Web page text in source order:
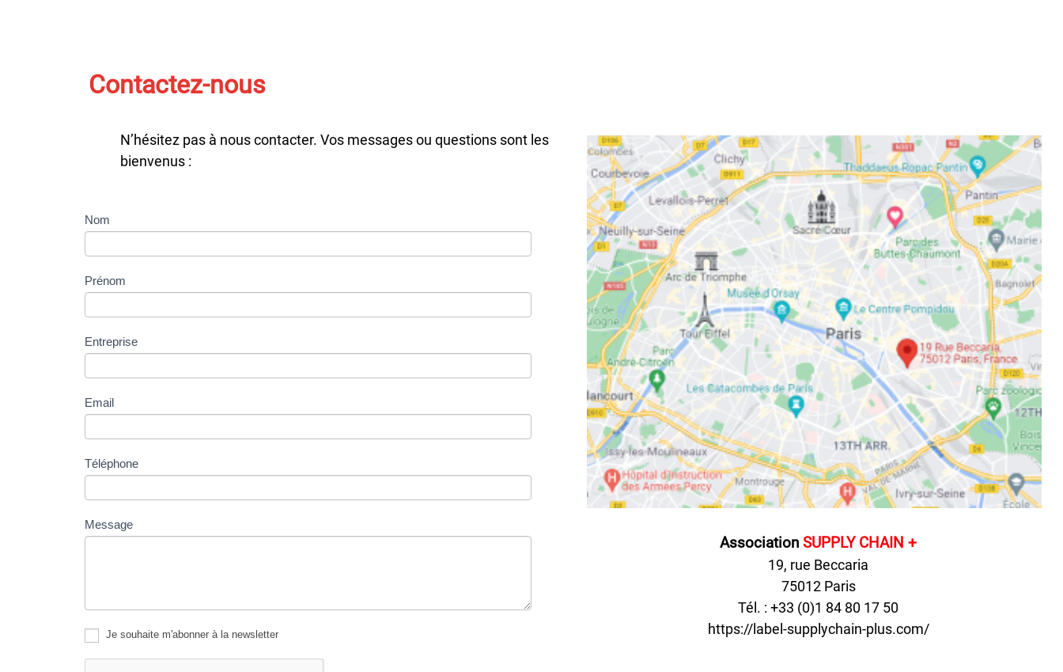
Contactez-nous
N’hésitez pas à nous contacter. Vos messages ou questions sont les
bienvenus :
Contactez-
Nom
Prénom
Entreprise
Email
Téléphone
Message
Je souhaite m'abonner à la newsletter
Association SUPPLY CHAIN +
19, rue Beccaria
75012 Paris
Tél. : +33 (0)1 84 80 17 50
https://label-supplychain-plus.com/